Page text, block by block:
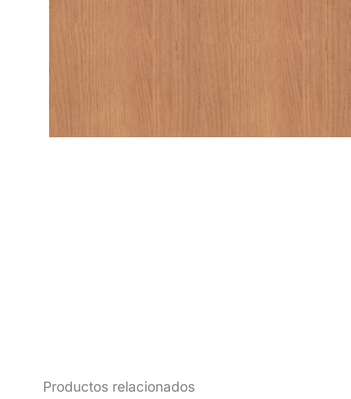
Productos relacionados